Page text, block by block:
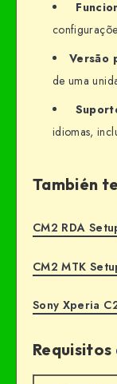
Versão
de uma
idiomas,
También
CM2 RDA
CM2 MTK
Sony Xperia